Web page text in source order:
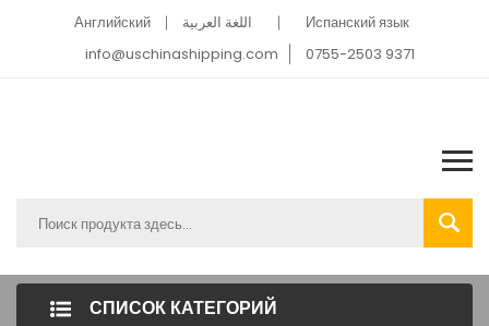
Английский اللغة العربية
Испанский язык
info@uschinashipping.com
0755-2503 9371
СПИСОК КАТЕГОРИЙ